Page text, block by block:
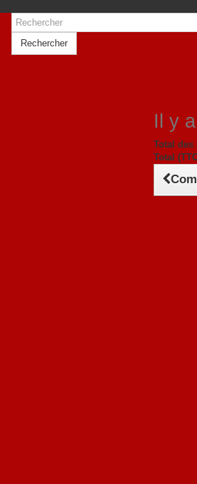
Rechercher
Il y
Total des
Total